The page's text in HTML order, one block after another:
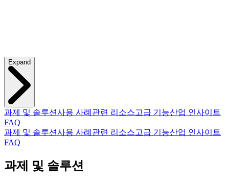
Expand
과제 및 솔루션사용 사례 관련 리소스고급 기능산업 인사이트
FAQ
과제 및 솔루션사용 사례 관련 리소스고급 기능산업 인사이트
FAQ
과제 및 솔루션